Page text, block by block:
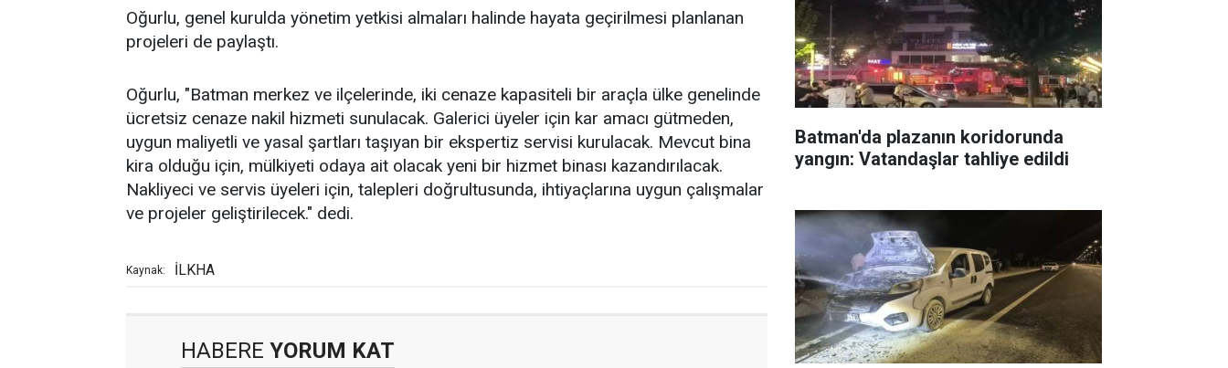
Oğurlu, genel kurulda yönetim yetkisi almaları halinde hayata geçirilmesi planlanan
projeleri de paylaştı.
Oğurlu, "Batman merkez ve ilçelerinde, iki cenaze kapasiteli bir araçla ülke genelinde
ücretsiz cenaze nakil hizmeti sunulacak. Galerici üyeler için kar amacı gütmeden,
uygun maliyetli ve yasal şartları taşıyan bir ekspertiz servisi kurulacak. Mevcut bina
kira olduğu için, mülkiyeti odaya ait olacak yeni bir hizmet binası kazandırılacak.
Nakliyeci ve servis üyeleri için, talepleri doğrultusunda, ihtiyaçlarına uygun çalışmalar
ve projeler geliştirilecek." dedi.
Kaynak: İLKHA
HABERE YORUM KAT
Batman'da plazanın koridorunda
yangın: Vatandaşlar tahliye edildi